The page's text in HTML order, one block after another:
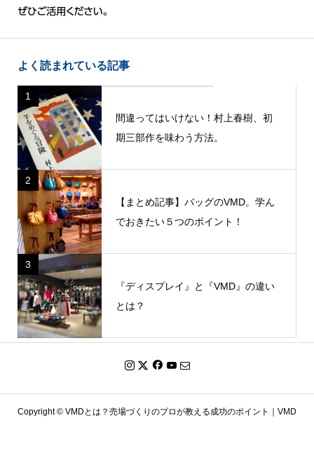
よく読まれている記事
1
間違ってはいけない！村上春樹、初
期三部作を味わう方法。
2
【まとめ記事】バッグのVMD。学ん
でおきたい５つのポイント！
3
『ディスプレイ』と『VMD』の違い
とは？
Copyright © VMDとは？売場づくりのプロが教える成功のポイント｜VMD